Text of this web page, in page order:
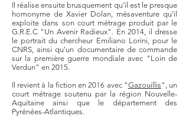
Il réalise ensuite brusquement qu’il est le presque
homonyme de Xavier Dolan, mésaventure qu’il
exploite dans son court métrage produit par le
G.R.E.C "Un Avenir Radieux". En 2014, il dresse
le portrait du chercheur Emiliano Lorini, pour le
CNRS, ainsi qu'un documentaire de commande
sur la première guerre mondiale avec "Loin de
Verdun" en 2015.
Il revient à la fiction en 2016 avec "Gazouillis ", un
court métrage soutenu par la région Nouvelle-
Aquitaine ainsi que le département des
Pyrénées-Atlantiques.